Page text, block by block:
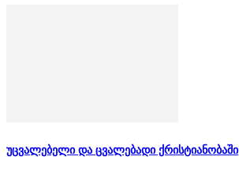
უცვალებელი და ცვალებადი ქრისტიანობაში